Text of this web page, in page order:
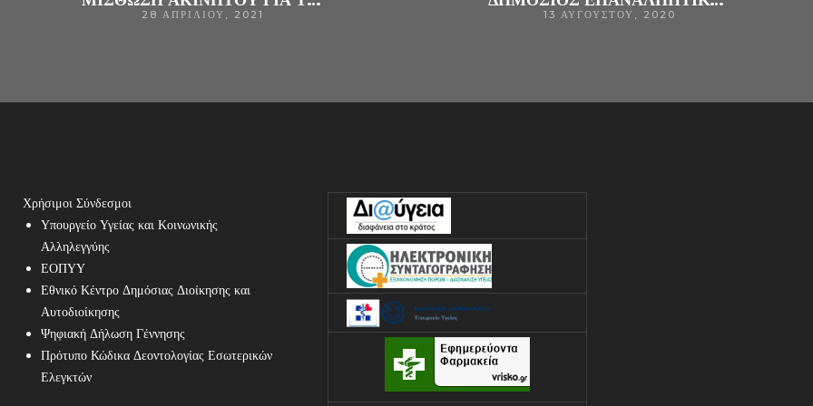
28 ΑΠΡΙΛΊΟΥ, 2021 13 ΑΥΓΟΎΣΤΟΥ, 2020
Χρήσιμοι Σύνδεσμοι
Υπουργείο Υγείας και Κοινωνικής
Αλληλεγγύης
ΕΟΠΥΥ
Εθνικό Κέντρο Δημόσιας Διοίκησης και
Αυτοδιοίκησης
Ψηφιακή Δήλωση Γέννησης
Πρότυπο Κώδικα Δεοντολογίας Εσωτερικών
Ελεγκτών